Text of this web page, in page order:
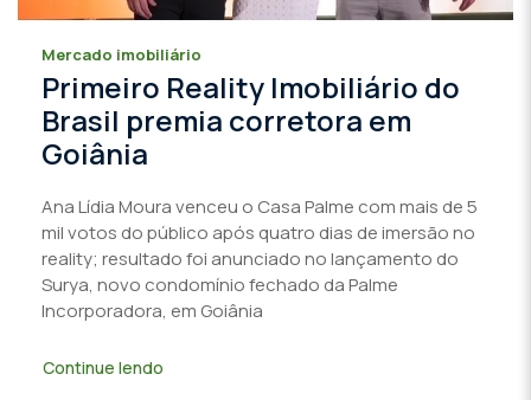
Mercado imobiliário
Primeiro Reality Imobiliário do
Brasil premia corretora em
Goiânia
Ana Lídia Moura venceu o Casa Palme com mais de 5
mil votos do público após quatro dias de imersão no
reality; resultado foi anunciado no lançamento do
Surya, novo condomínio fechado da Palme
Incorporadora, em Goiânia
Continue lendo